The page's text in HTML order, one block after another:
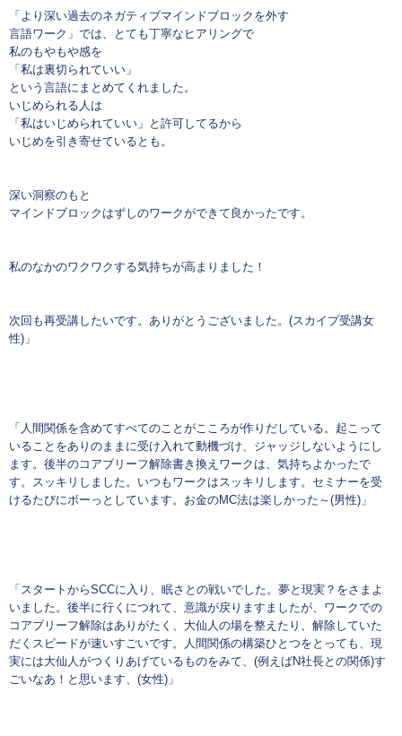
「より深い過去のネガティブマインドブロックを外す
言語ワーク」では、とても丁寧なヒアリングで
私のもやもや感を
「私は裏切られていい」
という言語にまとめてくれました。
いじめられる人は
「私はいじめられていい」と許可してるから
いじめを引き寄せているとも。
深い洞察のもと
マインドブロックはずしのワークができて良かったです。
私のなかのワクワクする気持ちが高まりました！
次回も再受講したいです。ありがとうございました。(スカイプ受講女
性)」
「人間関係を含めてすべてのことがこころが作りだしている。起こって
いることをありのままに受け入れて動機づけ、ジャッジしないようにし
ます。後半のコアブリーフ解除書き換えワークは、気持ちよかったで
す。スッキリしました。いつもワークはスッキリします。セミナーを受
けるたびにボーっとしています。お金のMC法は楽しかった～(男性)」
「スタートからSCCに入り、眠さとの戦いでした。夢と現実？をさまよ
いました。後半に行くにつれて、意識が戻りますましたが、ワークでの
コアブリーフ解除はありがたく、大仙人の場を整えたり、解除していた
だくスピードが速いすごいです。人間関係の構築ひとつをとっても、現
実には大仙人がつくりあげているものをみて、(例えばN社長との関係)す
ごいなあ！と思います、(女性)」